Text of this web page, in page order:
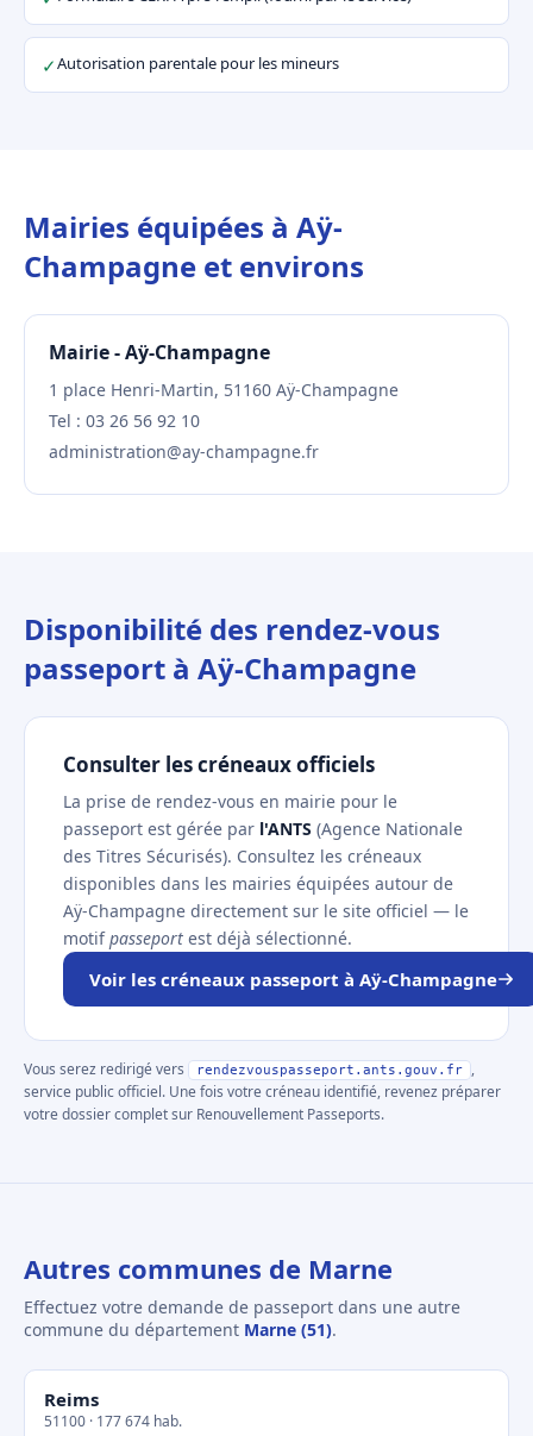
✓Autorisation parentale pour les mineurs
Mairies équipées à Aÿ-
Champagne et environs
Mairie - Aÿ-Champagne
1 place Henri-Martin, 51160 Aÿ-Champagne
Tel : 03 26 56 92 10
administration@ay-champagne.fr
Disponibilité des rendez-vous
passeport à Aÿ-Champagne
Consulter les créneaux officiels
La prise de rendez-vous en mairie pour le
passeport est gérée par l'ANTS (Agence Nationale
des Titres Sécurisés). Consultez les créneaux
disponibles dans les mairies équipées autour de
Aÿ-Champagne directement sur le site officiel — le
motifpasseport est déjà sélectionné.
Voir les créneaux passeport à Aÿ-Champagne
Vous serez redirigé vers rendezvouspasseport.ants.gouv.fr
,
service public officiel. Une fois votre créneau identifié, revenez préparer
votre dossier complet sur Renouvellement Passeports.
Autres communes de Marne
Effectuez votre demande de passeport dans une autre
commune du département Marne (51).
Reims
51100 · 177 674 hab.